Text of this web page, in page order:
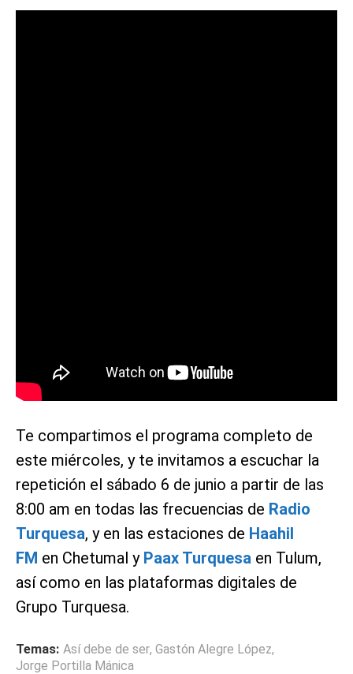
Te compartimos el programa completo de
este miércoles, y te invitamos a escuchar la
repetición el sábado 6 de junio a partir de las
8:00 am en todas las frecuencias de Radio
Turquesa, y en las estaciones de Haahil
FM en Chetumal y Paax Turquesa en Tulum,
así como en las plataformas digitales de
Grupo Turquesa.
Temas: Así debe de ser, Gastón Alegre López,
Jorge Portilla Mánica